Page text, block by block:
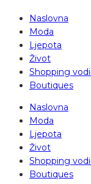
Naslovna
Moda
Ljepota
Život
Shopping
Boutiques
Naslovna
Moda
Ljepota
Život
Shopping
Boutiques